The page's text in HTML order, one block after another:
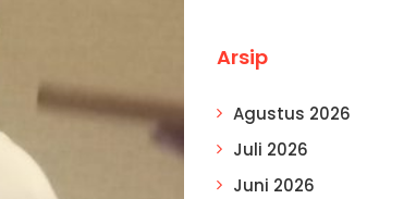
Arsip
Agustus 2026
Juli 2026
Juni 2026